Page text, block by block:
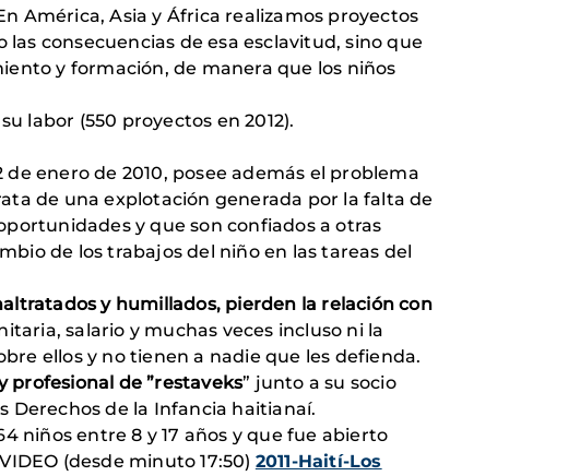
América, Asia y África realizamos proyectos
consecuencias de esa esclavitud, sino que
y formación, de manera que los niños
labor (550 proyectos en 2012).
enero de 2010, posee además el problema
de una explotación generada por la falta de
y que son confiados a otras
de los trabajos del niño en las tareas del
y humillados, pierden la relación con
salario y muchas veces incluso ni la
ellos y no tienen a nadie que les defienda.
de ”restaveks” junto a su socio
Derechos de la Infancia haitianaí.
niños entre 8 y 17 años y que fue abierto
(desde minuto 17:50) 2011-Haití-Los